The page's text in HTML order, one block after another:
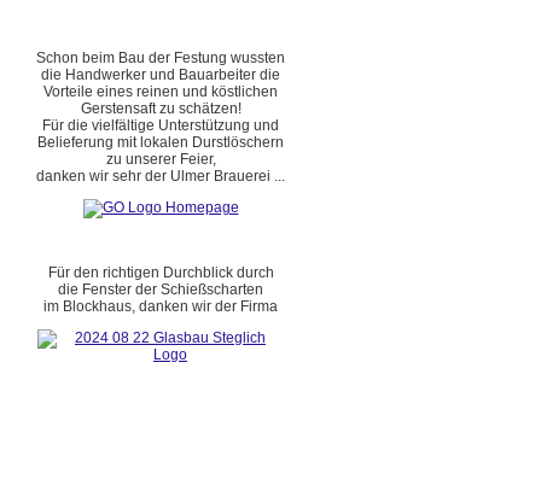
Schon beim Bau der Festung wussten
die Handwerker und Bauarbeiter die
Vorteile eines reinen und köstlichen
Gerstensaft zu schätzen!
Für die vielfältige Unterstützung und
Belieferung mit lokalen Durstlöschern
zu unserer Feier,
danken wir sehr der Ulmer Brauerei ...
Für den richtigen Durchblick durch
die Fenster der Schießscharten
im Blockhaus, danken wir der Firma